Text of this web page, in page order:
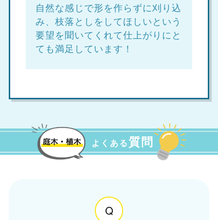
自然な感じで形を作らずに刈り込
み、枝落としをしてほしいという
要望を聞いてくれて仕上がりにと
ても満足しています！
よくある質問
Q